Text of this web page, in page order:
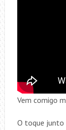
Vem comigo
O toque junto